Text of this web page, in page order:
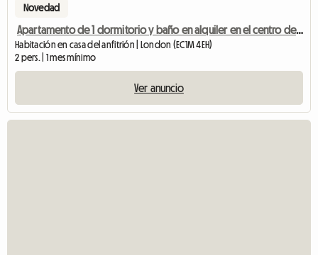
Novedad
Apartamento de 1 dormitorio y baño en alquiler en el centro de Londres
Habitación en casa del anfitrión | London (EC1M 4EH)
2 pers. | 1 mes mínimo
Ver anuncio